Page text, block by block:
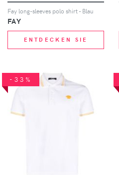
Fay long-sleeves polo shirt - Blau
FAY
ENTDECKEN SIE
-33%